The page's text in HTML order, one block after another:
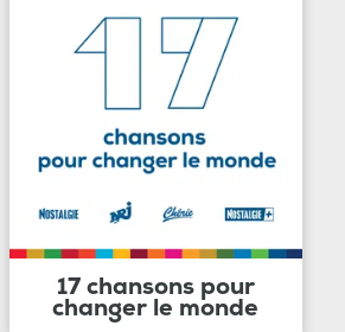
17 chansons pour
changer le monde